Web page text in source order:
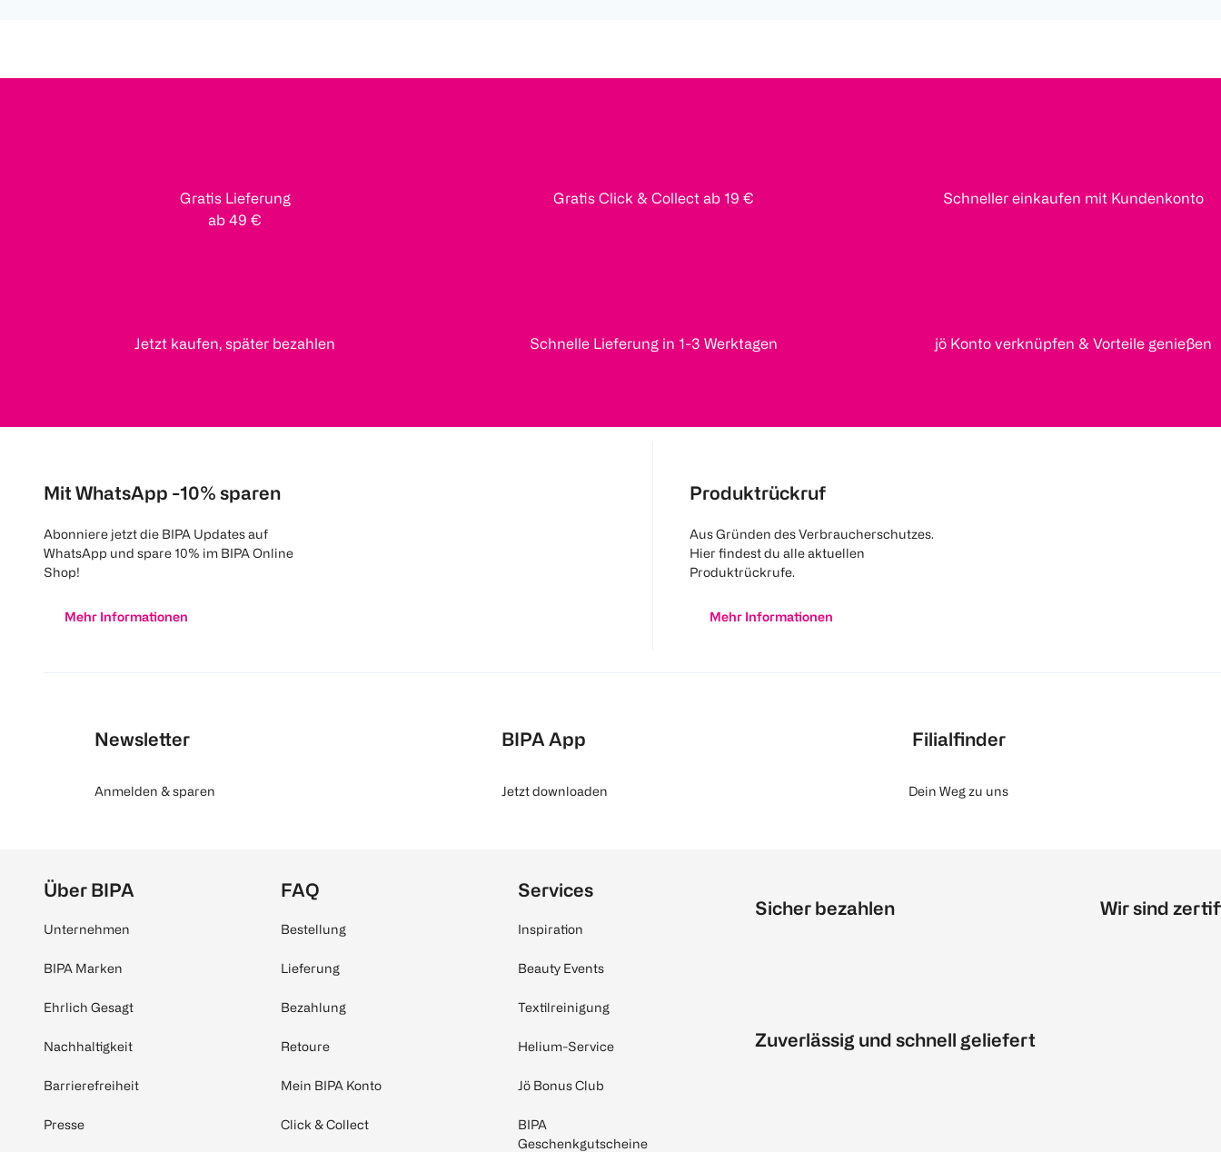
Gratis Lieferung
ab 49 €
Gratis Click & Collect ab 19 € Schneller einkaufen mit Kundenkonto
Jetzt kaufen, später bezahlen Schnelle Lieferung in 1-3 Werktagen jö Konto verknüpfen & Vorteile genießen
Mit WhatsApp -10% sparen
Abonniere jetzt die BIPA Updates auf
WhatsApp und spare 10% im BIPA Online
Shop!
Mehr Informationen
Produktrückruf
Aus Gründen des Verbraucherschutzes.
Hier findest du alle aktuellen
Produktrückrufe.
Mehr Informationen
Newsletter
Anmelden & sparen
BIPA App
Jetzt downloaden
Filialfinder
Dein Weg zu uns
Über BIPA
Unternehmen
BIPA Marken
Ehrlich Gesagt
Nachhaltigkeit
Barrierefreiheit
Presse
FAQ
Bestellung
Lieferung
Bezahlung
Retoure
Mein BIPA Konto
Click & Collect
Services
Inspiration
Beauty Events
Textilreinigung
Helium-Service
Jö Bonus Club
BIPA
Geschenkgutscheine
Sicher bezahlen
Zuverlässig und schnell geliefert
Wir sind